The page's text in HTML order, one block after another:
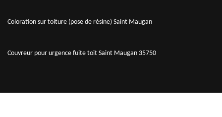
Coloration sur toiture (pose de résine) Saint Maugan
Couvreur pour urgence fuite toit Saint Maugan 35750